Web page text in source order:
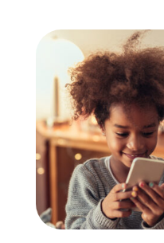
Tarifs
Témoignages
de familles
renseigner
Assistance